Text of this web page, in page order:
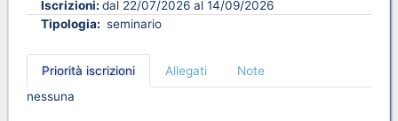
Iscrizioni: dal 22/07/2026 al 14/09/2026
Tipologia: seminario
Priorità iscrizioni Allegati
Note
nessuna